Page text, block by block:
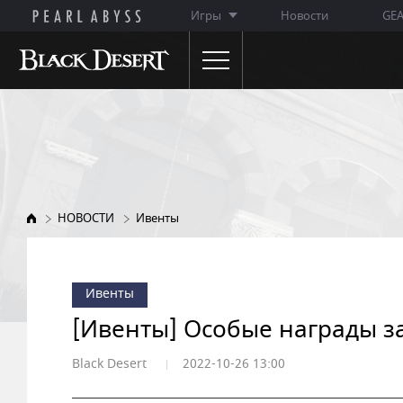
Игры Новости
Ивенты
Премиум-магазин
WIKI
НОВОСТИ Ивенты
Ивенты
[Ивенты] Особые награды
Black Desert 2022-10-26 13:00